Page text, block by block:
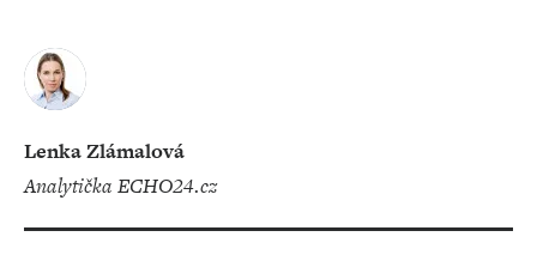
Lenka Zlámalová
analytička ECHO24.cz